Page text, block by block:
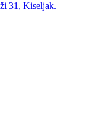
31, Kiseljak.